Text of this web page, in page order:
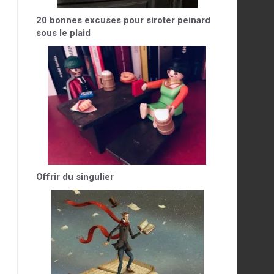
20 bonnes excuses pour siroter peinard
sous le plaid
Offrir du singulier